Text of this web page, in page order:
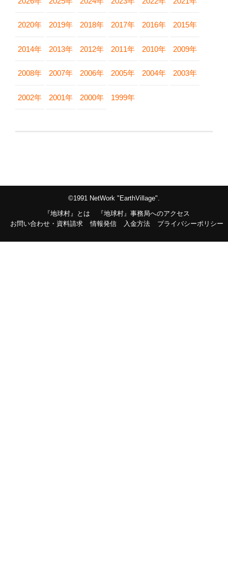
2020年 2019年 2018年 2017年 2016年 2015年
2014年 2013年 2012年 2011年 2010年 2009年
2008年 2007年 2006年 2005年 2004年 2003年
2002年 2001年 2000年 1999年
©1991 NetWork "EarthVillage".
『地球村』とは
『地球村』事務局へのアクセス
お問い合わせ・資料請求
情報発信 入金方法 プライバシーポリシー